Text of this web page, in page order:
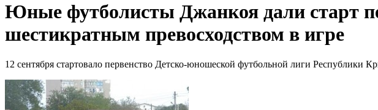
Юные футболисты Джанкоя дали старт
шестикратным превосходством в игре
12 сентября стартовало первенство Детско-юношеской футбольной лиги Республики